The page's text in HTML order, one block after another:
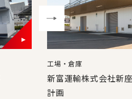
工場・倉庫
新富運輸株式会社新
計画